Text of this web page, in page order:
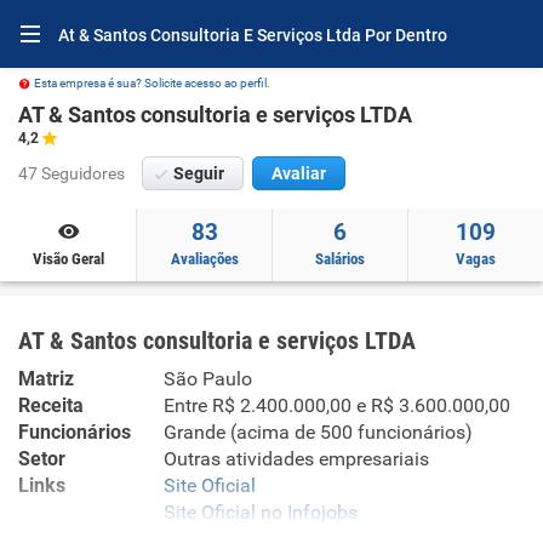
At & Santos Consultoria E Serviços Ltda Por Dentro
Esta empresa é sua? Solicite acesso ao perfil.
AT & Santos consultoria e serviços LTDA
4,2
47 Seguidores Seguir Avaliar
Visão Geral
83
Avaliações
6
Salários
109
Vagas
AT & Santos consultoria e serviços LTDA
Matriz
São Paulo
Receita
Entre R$ 2.400.000,00 e R$ 3.600.000,00
Funcionários
Grande (acima de 500 funcionários)
Setor
Outras atividades empresariais
Links
Site Oficial
Site Oficial no Infojobs